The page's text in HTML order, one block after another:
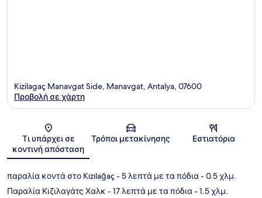
Χάρτης
Kizilagaç Manavgat Side, Manavgat, Antalya, 07600
Προβολή σε χάρτη
Τι υπάρχει σε
κοντινή απόσταση
Τρόποι μετακίνησης Εστιατόρια
παραλία κοντά στο Kızılağaç- 5 λεπτά με τα πόδια- 0.5 χλμ.
Παραλία Κιζιλαγάτς Χαλκ - 17 λεπτά με τα πόδια- 1.5 χλμ.